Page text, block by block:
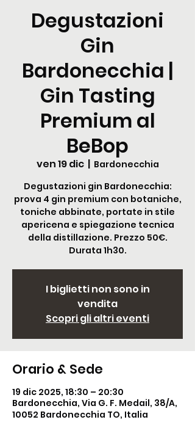
Degustazioni
Gin
Bardonecchia |
Gin Tasting
Premium al
BeBop
ven 19 dic
  |
Bardonecchia
Degustazioni gin Bardonecchia:
prova 4 gin premium con botaniche,
toniche abbinate, portate in stile
apericena e spiegazione tecnica
della distillazione. Prezzo 50€.
Durata 1h30.
I biglietti non sono in
vendita
Scopri gli altri eventi
Orario & Sede
19 dic 2025, 18:30 – 20:30
Bardonecchia, Via G. F. Medail, 38/A,
10052 Bardonecchia TO, Italia